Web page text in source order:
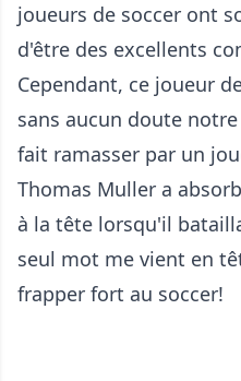
joueurs de soccer ont
d'être des excellents
Cependant, ce joueur
sans aucun doute
fait ramasser par un
Thomas Muller a
à la tête lorsqu'il
seul mot me vient en
frapper fort au soccer!